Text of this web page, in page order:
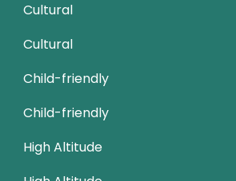
Cultural
Cultural
Child-friendly
Child-friendly
High Altitude